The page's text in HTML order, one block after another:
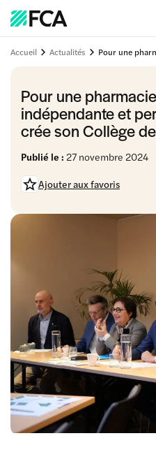
Accueil Actualités
Pour une
indépendante et
crée son Collège
Publié le : 27 novembre 2024
Ajouter aux favoris